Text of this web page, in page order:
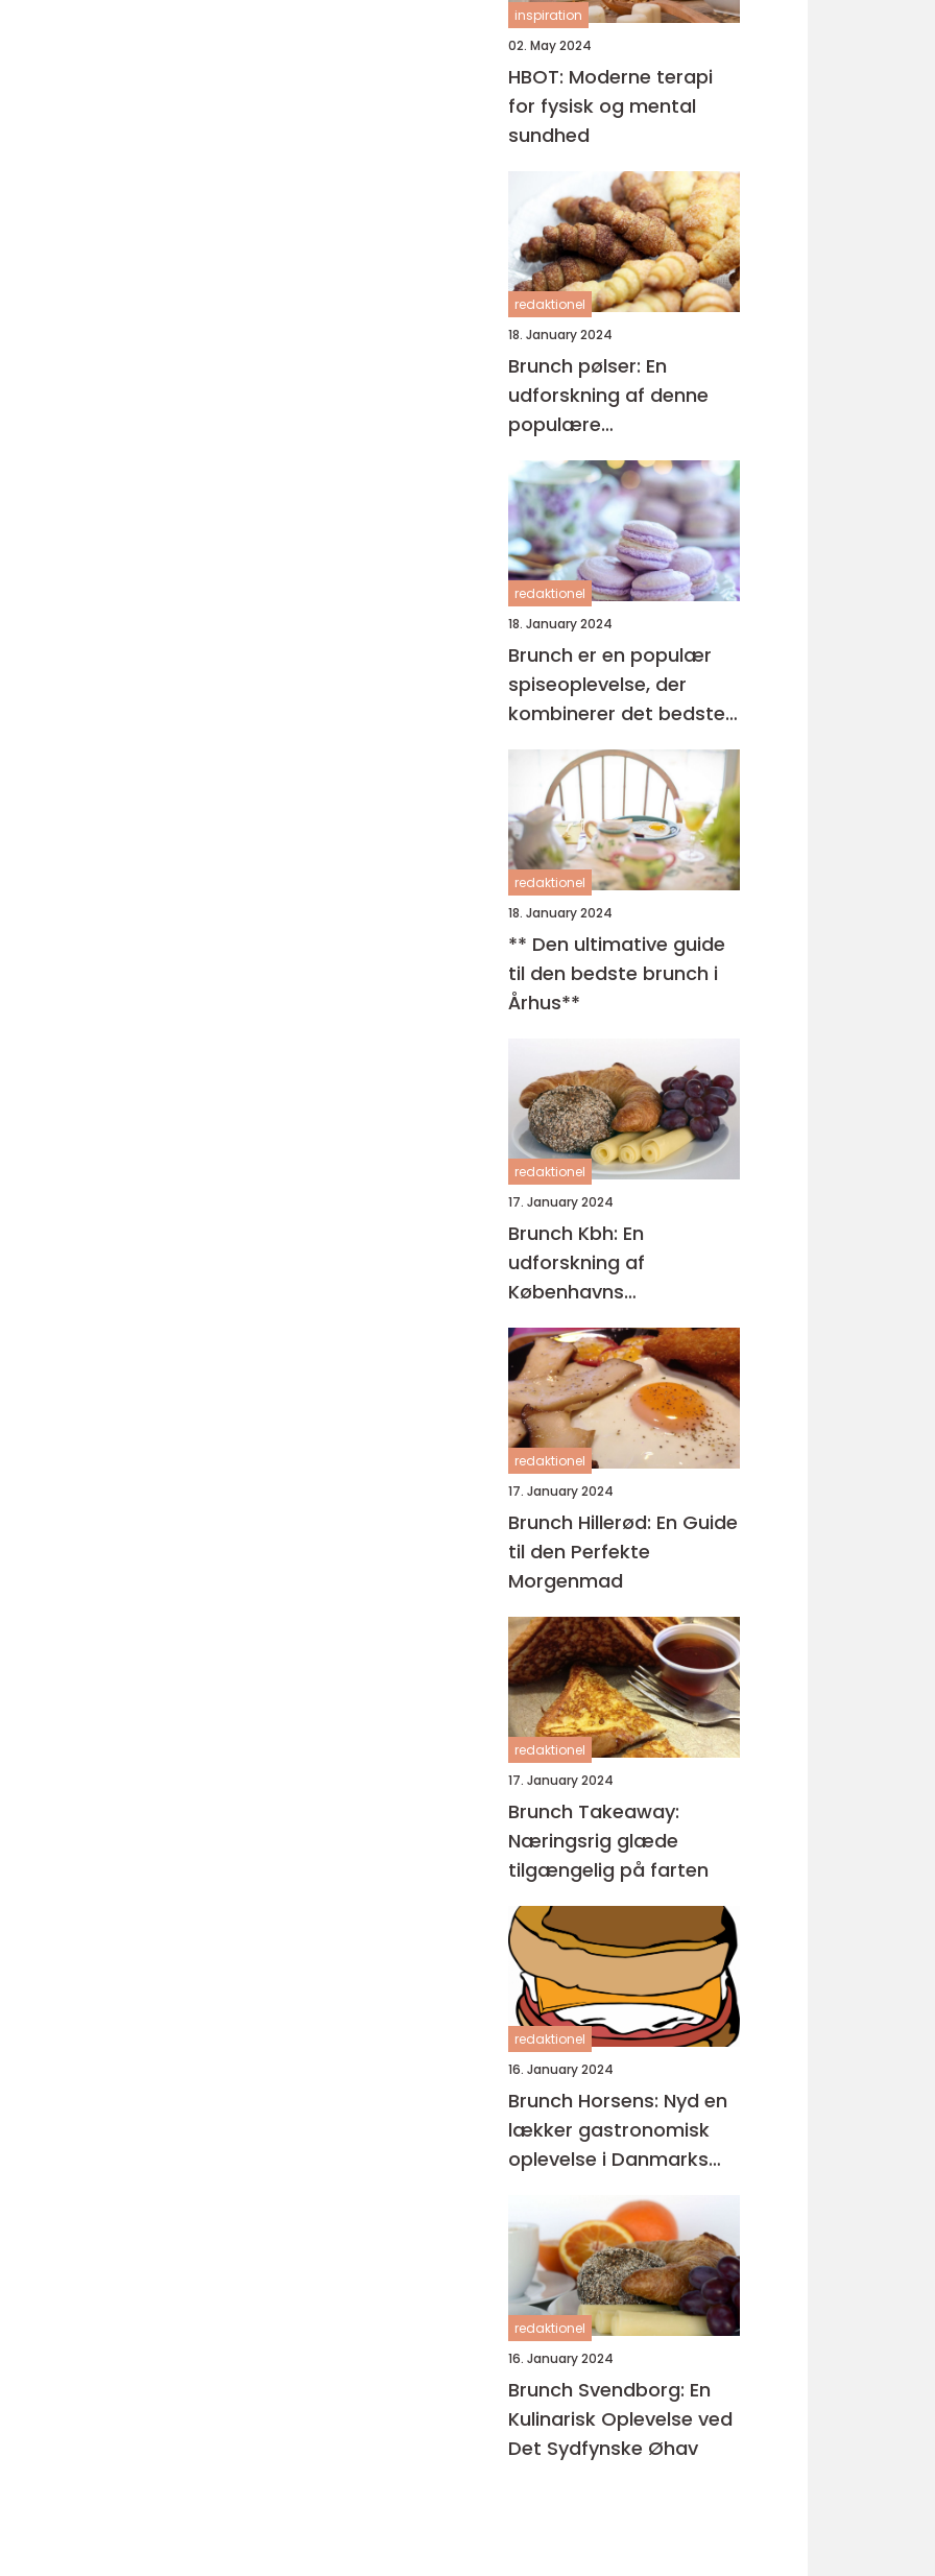
inspiration
02. May 2024
HBOT: Moderne terapi
for fysisk og mental
sundhed
redaktionel
18. January 2024
Brunch pølser: En
udforskning af denne
populære
morgenmadsgenstand
redaktionel
18. January 2024
Brunch er en populær
spiseoplevelse, der
kombinerer det bedste
fra morgenmad og
frokost
redaktionel
18. January 2024
** Den ultimative guide
til den bedste brunch i
Århus**
redaktionel
17. January 2024
Brunch Kbh: En
udforskning af
Københavns
brunchscene
redaktionel
17. January 2024
Brunch Hillerød: En Guide
til den Perfekte
Morgenmad
redaktionel
17. January 2024
Brunch Takeaway:
Næringsrig glæde
tilgængelig på farten
redaktionel
16. January 2024
Brunch Horsens: Nyd en
lækker gastronomisk
oplevelse i Danmarks
redaktionel
16. January 2024
Brunch Svendborg: En
Kulinarisk Oplevelse ved
Det Sydfynske Øhav